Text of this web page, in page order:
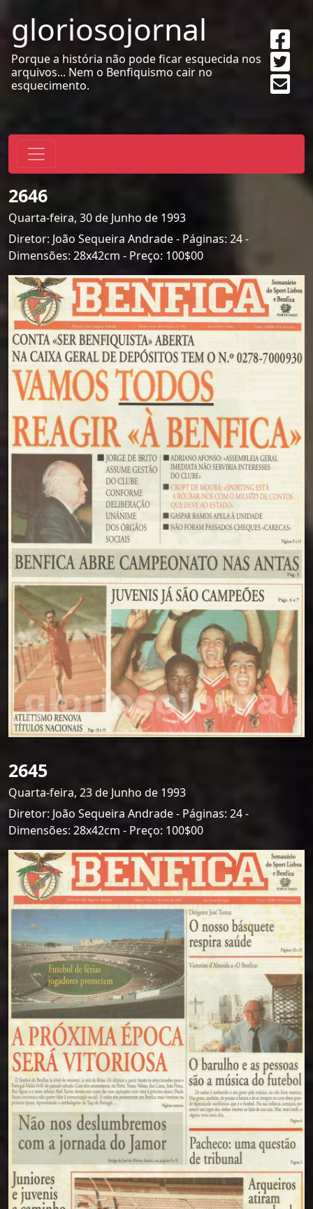
gloriosojornal
Porque a história não pode ficar esquecida nos
arquivos... Nem o Benfiquismo cair no
esquecimento.
on
2646
Quarta-feira, 30 de Junho de 1993
Diretor: João Sequeira Andrade - Páginas: 24 -
Dimensões: 28x42cm - Preço: 100$00
2645
Quarta-feira, 23 de Junho de 1993
Diretor: João Sequeira Andrade - Páginas: 24 -
Dimensões: 28x42cm - Preço: 100$00